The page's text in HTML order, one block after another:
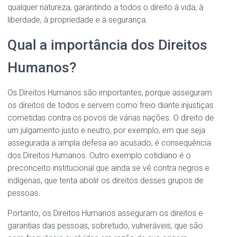
qualquer natureza, garantindo a todos o direito à vida, à
liberdade, à propriedade e à segurança.
Qual a importância dos Direitos
Humanos?
Os Direitos Humanos são importantes, porque asseguram
os direitos de todos e servem como freio diante injustiças
cometidas contra os povos de várias nações. O direito de
um julgamento justo e neutro, por exemplo, em que seja
assegurada a ampla defesa ao acusado, é consequência
dos Direitos Humanos. Outro exemplo cotidiano é o
preconceito institucional que ainda se vê contra negros e
indígenas, que tenta abolir os direitos desses grupos de
pessoas.
Portanto, os Direitos Humanos asseguram os direitos e
garantias das pessoas, sobretudo, vulneráveis, que são